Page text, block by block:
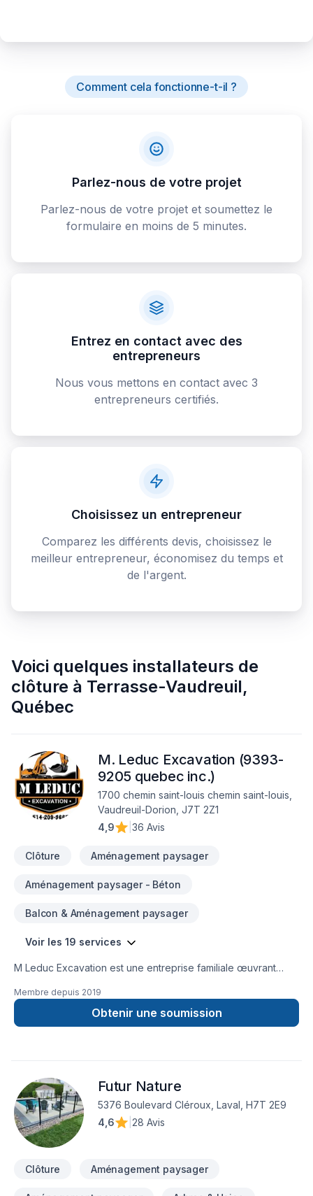
Comment cela fonctionne-t-il ?
Parlez-nous de votre projet
Parlez-nous de votre projet et soumettez le
formulaire en moins de 5 minutes.
Entrez en contact avec des
entrepreneurs
Nous vous mettons en contact avec 3
entrepreneurs certifiés.
Choisissez un entrepreneur
Comparez les différents devis, choisissez le
meilleur entrepreneur, économisez du temps et
de l'argent.
Voici quelques installateurs de
clôture à Terrasse-Vaudreuil,
Québec
M. Leduc Excavation (9393-
9205 quebec inc.)
1700 chemin saint-louis chemin saint-louis,
Vaudreuil-Dorion, J7T 2Z1
4,9
36 Avis
Clôture Aménagement paysager
Aménagement paysager - Béton
Balcon & Aménagement paysager
Voir les 19 services
M Leduc Excavation est une entreprise familiale œuvrant
services reliés à l'excavation, tel que dalle de béton,
drainage de terrain, pose de margelles et excavation de tous
genre. Nous nous spécialisons dans la pose de drains
nous pour toutes questions ou demande de soumission!Merci
de votre confiance!License RBQ et assurance complète
Membre depuis 2019
Obtenir une soumission
Futur Nature
5376 Boulevard Cléroux, Laval, H7T 2E9
4,6
28 Avis
Clôture Aménagement paysager